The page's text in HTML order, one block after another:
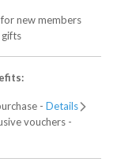
new members
gifts
- Details
vouchers -